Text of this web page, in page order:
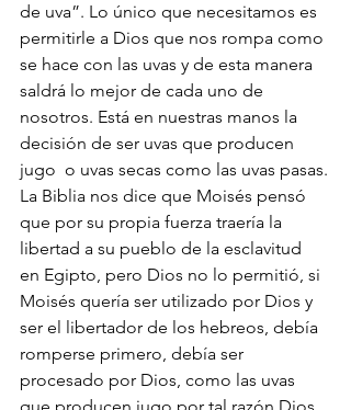
de uva”. Lo único que necesitamos es
permitirle a Dios que nos rompa como
se hace con las uvas y de esta manera
saldrá lo mejor de cada uno de
nosotros. Está en nuestras manos la
decisión de ser uvas que producen
jugo  o uvas secas como las uvas pasas.
La Biblia nos dice que Moisés pensó
que por su propia fuerza traería la
libertad a su pueblo de la esclavitud
en Egipto, pero Dios no lo permitió, si
Moisés quería ser utilizado por Dios y
ser el libertador de los hebreos, debía
romperse primero, debía ser
procesado por Dios, como las uvas